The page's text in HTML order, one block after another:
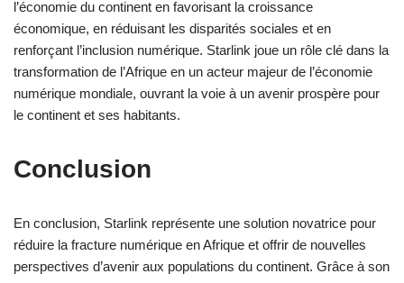
l’économie du continent en favorisant la croissance
économique, en réduisant les disparités sociales et en
renforçant l’inclusion numérique. Starlink joue un rôle clé dans la
transformation de l’Afrique en un acteur majeur de l’économie
numérique mondiale, ouvrant la voie à un avenir prospère pour
le continent et ses habitants.
Conclusion
En conclusion, Starlink représente une solution novatrice pour
réduire la fracture numérique en Afrique et offrir de nouvelles
perspectives d’avenir aux populations du continent. Grâce à son